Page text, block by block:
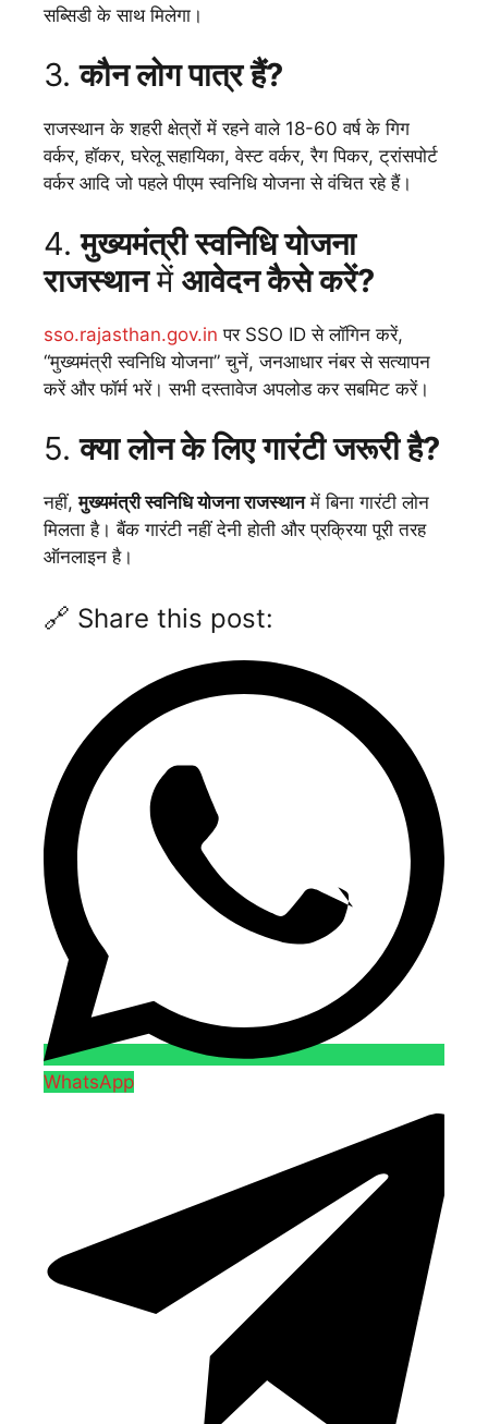
सब्सिडी के साथ मिलेगा।
3.कौन लोग पात्र हैं?
राजस्थान के शहरी क्षेत्रों में रहने वाले 18-60 वर्ष के गिग
वर्कर, हॉकर, घरेलू सहायिका, वेस्ट वर्कर, रैग पिकर, ट्रांसपोर्ट
वर्कर आदि जो पहले पीएम स्वनिधि योजना से वंचित रहे हैं।
4.मुख्यमंत्री स्वनिधि योजना
राजस्थानमें आवेदन कैसे करें?
sso.rajasthan.gov.in पर SSO ID से लॉगिन करें,
“मुख्यमंत्री स्वनिधि योजना” चुनें, जनआधार नंबर से सत्यापन
करें और फॉर्म भरें। सभी दस्तावेज अपलोड कर सबमिट करें।
5.क्या लोन के लिए गारंटी जरूरी है?
नहीं,मुख्यमंत्री स्वनिधि योजनाराजस्थानमें बिना गारंटी लोन
मिलता है। बैंक गारंटी नहीं देनी होती और प्रक्रिया पूरी तरह
ऑनलाइन है।
🔗 Share this post:
WhatsApp